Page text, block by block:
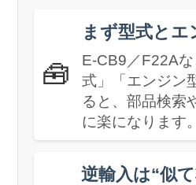
🧰
まず型式とエ
E-CB9／F22A
式」「エンジン
ると、部品検索
に楽になります。
逆輸入は“似